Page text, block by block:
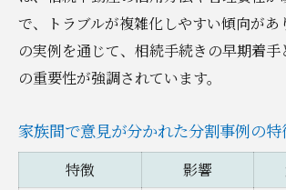
納得感を生む伊勢崎市の相続分割
納得できる不動産相続分割の
家族全員が合意した分割パター
遺言の有無による分割方法の
分割協議で役立つ専門家の選
で、トラブルが複雑化しやすい傾向があ
の実例を通じて、相続手続きの早期着
の重要性が強調されています。
家族間で意見が分かれた分割事例の特
特徴 影響